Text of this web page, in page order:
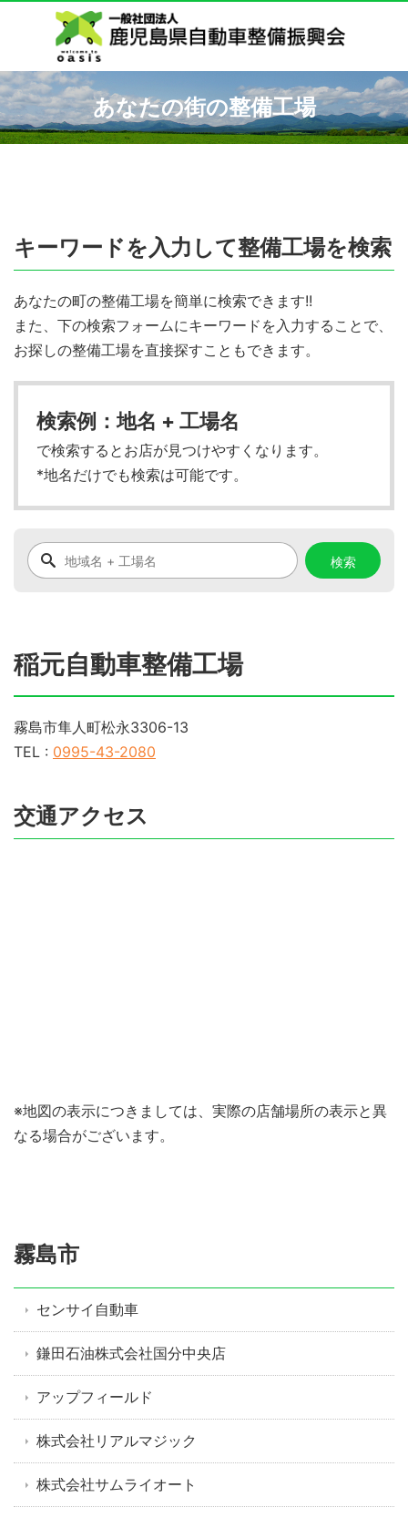
あなたの街の整備工場
キーワードを入力して整備工場を検索
あなたの町の整備工場を簡単に検索できます!!
また、下の検索フォームにキーワードを入力することで、
お探しの整備工場を直接探すこともできます。
検索例：地名 + 工場名
で検索するとお店が見つけやすくなります。
*地名だけでも検索は可能です。
稲元自動車整備工場
霧島市隼人町松永3306-13
TEL : 0995-43-2080
交通アクセス
※地図の表示につきましては、実際の店舗場所の表示と異
なる場合がございます。
霧島市
センサイ自動車
鎌田石油株式会社国分中央店
アップフィールド
株式会社リアルマジック
株式会社サムライオート